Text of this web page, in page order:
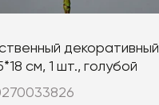
декоративный
см, 1 шт., голубой